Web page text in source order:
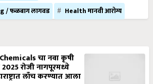
/ फळबाग लागवड
Health मानवी आरोग्य
चा नवा कृषी
रोजी नागपूरमध्ये
लाँच करण्यात आला